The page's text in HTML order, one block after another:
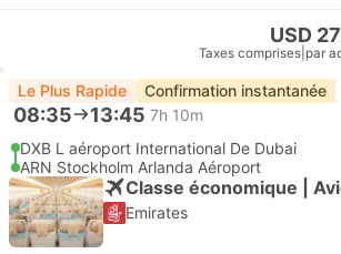
USD
Taxes comprises par
Le Plus Rapide Confirmation instantanée
08:35 13:45 7h 10m
DXB L aéroport International De Dubai
ARN Stockholm Arlanda Aéroport
Classe économique |
Emirates